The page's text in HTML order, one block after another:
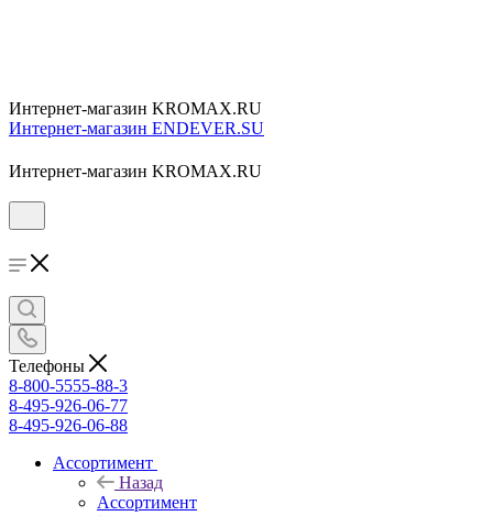
Интернет-магазин KROMAX.RU
Интернет-магазин ENDEVER.SU
Интернет-магазин KROMAX.RU
Телефоны
8-800-5555-88-3
8-495-926-06-77
8-495-926-06-88
Ассортимент
Назад
Ассортимент